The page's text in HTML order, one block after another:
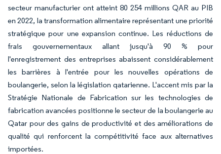
secteur manufacturier ont atteint 80 254 millions QAR au PIB
en 2022, la transformation alimentaire représentant une priorité
stratégique pour une expansion continue. Les réductions de
frais gouvernementaux allant jusqu'à 90 % pour
l'enregistrement des entreprises abaissent considérablement
les barrières à l'entrée pour les nouvelles opérations de
boulangerie, selon la législation qatarienne. L'accent mis par la
Stratégie Nationale de Fabrication sur les technologies de
fabrication avancées positionne le secteur de la boulangerie au
Qatar pour des gains de productivité et des améliorations de
qualité qui renforcent la compétitivité face aux alternatives
importées.